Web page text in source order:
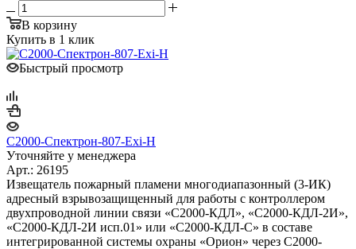
В корзину
Купить в 1 клик
Быстрый просмотр
С2000-Спектрон-807-Exi-Н
Уточняйте у менеджера
Арт.: 26195
Извещатель пожарный пламени многодиапазонный (3-ИК)
адресный взрывозащищенный для работы с контроллером
двухпроводной линии связи «С2000-КДЛ», «С2000-КДЛ-2И»,
«С2000-КДЛ-2И исп.01» или «С2000-КДЛ-С» в составе
интегрированной системы охраны «Орион» через С2000-